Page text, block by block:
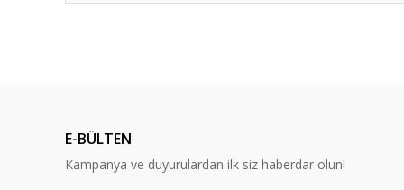
Ürün bilgilerinde hatalar bulunuyor.
Ürün fiyatı diğer sitelerden daha pahalı.
E-BÜLTEN
Kampanya ve duyurulardan ilk siz haberdar olun!